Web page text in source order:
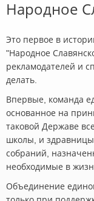
Народное
Это первое в
"Народное
рекламодателей и
делать.
Впервые, команда
основанное на
таковой Державе
школы, и
собраний,
необходимые в
Объединение